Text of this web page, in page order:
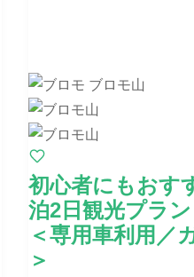
初心者にもおす
泊2日観光プラ
＜専用車利用／
＞